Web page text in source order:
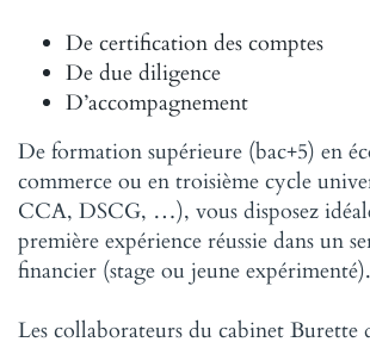
De certification des comptes
De due diligence
D’accompagnement
De formation supérieure (bac+5) en
commerce ou en troisième cycle
CCA, DSCG, …), vous disposez
première expérience réussie dans un
financier (stage ou jeune expérimenté).
Les collaborateurs du cabinet Burette